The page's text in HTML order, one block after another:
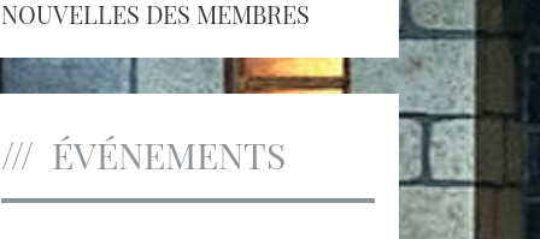
NOUVELLES DES MEMBRES
ÉVÉNEMENTS